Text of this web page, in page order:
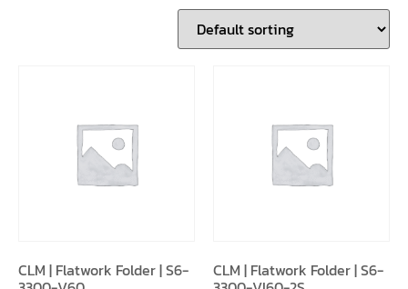
CLM | Flatwork Folder | S6- CLM | Flatwork Folder | S6-